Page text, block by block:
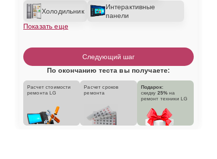
Холодильник
Интерактивные
панели
Показать еще
Следующий шаг
По окончанию теста вы получаете:
Расчет стоимости
ремонта LG
Расчет сроков
ремонта
Подарок:
скидку 25% на
ремонт техники LG